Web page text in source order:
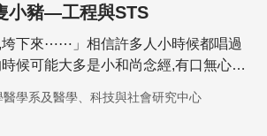
小豬—工程與STS
,垮下來⋯⋯」相信許多人小時候都唱過
候可能大多是小和尚念經,有口無心。
敦橋先用木頭與土造(wood and clay),
醫學系及醫學、科技與社會研究中心